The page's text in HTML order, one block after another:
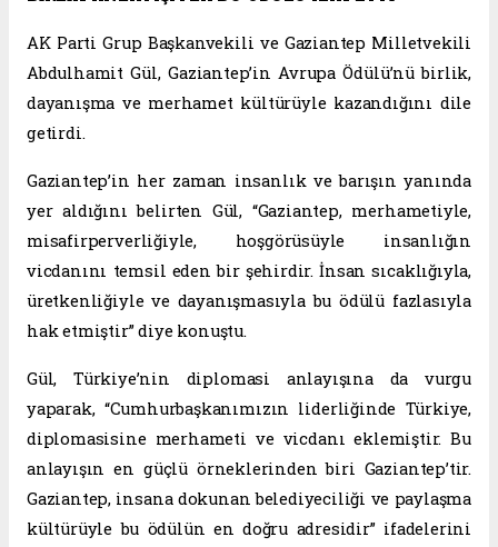
AK Parti Grup Başkanvekili ve Gaziantep Milletvekili
Abdulhamit Gül, Gaziantep’in Avrupa Ödülü’nü birlik,
dayanışma ve merhamet kültürüyle kazandığını dile
getirdi.
Gaziantep’in her zaman insanlık ve barışın yanında
yer aldığını belirten Gül, “Gaziantep, merhametiyle,
misafirperverliğiyle, hoşgörüsüyle insanlığın
vicdanını temsil eden bir şehirdir. İnsan sıcaklığıyla,
üretkenliğiyle ve dayanışmasıyla bu ödülü fazlasıyla
hak etmiştir” diye konuştu.
Gül, Türkiye’nin diplomasi anlayışına da vurgu
yaparak, “Cumhurbaşkanımızın liderliğinde Türkiye,
diplomasisine merhameti ve vicdanı eklemiştir. Bu
anlayışın en güçlü örneklerinden biri Gaziantep’tir.
Gaziantep, insana dokunan belediyeciliği ve paylaşma
kültürüyle bu ödülün en doğru adresidir” ifadelerini